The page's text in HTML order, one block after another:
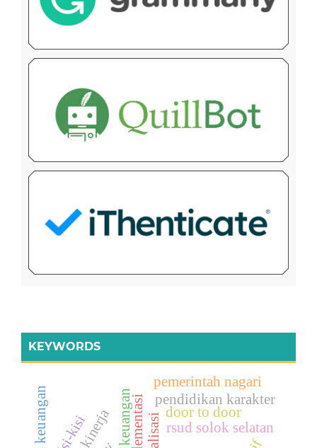
KEYWORDS
rsud solok selatan
pendidikan karakter
kinerja
pemerintah nagari
door to door
kisi-kisi